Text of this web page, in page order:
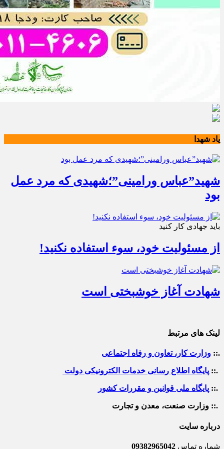
یاد شهدا
شهید”عباس ورامینی”؛شهیدی که مرد عمل
بود
باید جهادی کار کنید
از مسئولیت خود، سوء استفاده نکنید!
شهادت آغاز خوشبختی است
لینک های مرتبط
.:: وزارت کار، تعاون و رفاه اجتماعی
.:: پایگاه اطلاع رسانی خدمات الکترونیکی دولت
.:: پایگاه ملی قوانین و مقررات کشور
.:: وزارت صنعت، معدن و تجارت
درباره سایت
شماره تماس 09382965042